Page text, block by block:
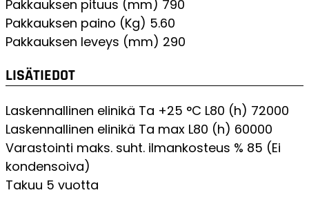
Pakkauksen pituus (mm) 790
Pakkauksen paino (Kg) 5.60
Pakkauksen leveys (mm) 290
LISÄTIEDOT
Laskennallinen elinikä Ta +25 °C L80 (h) 72000
Laskennallinen elinikä Ta max L80 (h) 60000
Varastointi maks. suht. ilmankosteus % 85 (Ei
kondensoiva)
Takuu 5 vuotta